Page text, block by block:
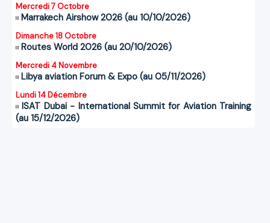
Mercredi 7 Octobre
Marrakech Airshow 2026 (au 10/10/2026)
Dimanche 18 Octobre
Routes World 2026 (au 20/10/2026)
Mercredi 4 Novembre
Libya aviation Forum & Expo (au 05/11/2026)
Lundi 14 Décembre
ISAT Dubai - International Summit for Aviation Training
(au 15/12/2026)